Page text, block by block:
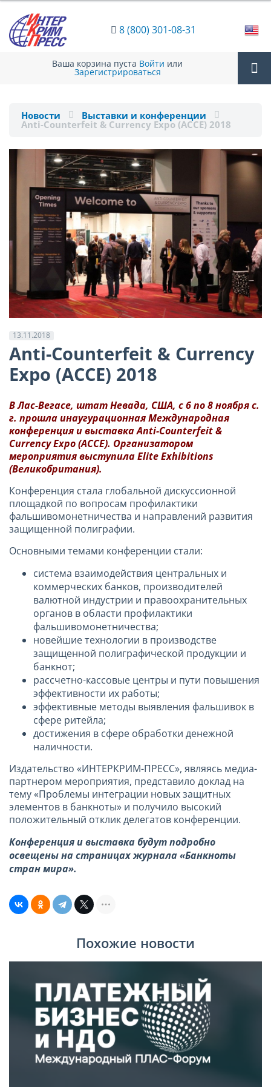
8 (800) 301-08-31
Ваша корзина пуста Войти или
Зарегистрироваться
Новости Выставки и конференции
Anti-Counterfeit & Currency Expo (ACCE) 2018
13.11.2018
Anti-Counterfeit & Currency
Expo (ACCE) 2018
В Лас-Вегасе, штат Невада, США, с 6 по 8 ноября с.
г. прошла инаугурационная Международная
конференция и выставка Anti-Counterfeit &
Currency Expo (ACCE). Организатором
мероприятия выступила Elite Exhibitions
(Великобритания).
Конференция стала глобальной дискуссионной
площадкой по вопросам профилактики
фальшивомонетничества и направлений развития
защищенной полиграфии.
Основными темами конференции стали:
система взаимодействия центральных и
коммерческих банков, производителей
валютной индустрии и правоохранительных
органов в области профилактики
фальшивомонетничества;
новейшие технологии в производстве
защищенной полиграфической продукции и
банкнот;
рассчетно-кассовые центры и пути повышения
эффективности их работы;
эффективные методы выявления фальшивок в
сфере ритейла;
достижения в сфере обработки денежной
наличности.
Издательство «ИНТЕРКРИМ-ПРЕСС», являясь медиа-
партнером мероприятия, представило доклад на
тему «Проблемы интеграции новых защитных
элементов в банкноты» и получило высокий
положительный отклик делегатов конференции.
Конференция и выставка будут подробно
освещены на страницах журнала «Банкноты
стран мира».
Похожие новости